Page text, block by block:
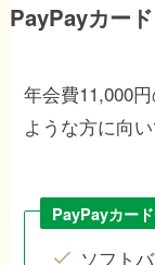
PayPayカー
年会費11,000
ような方に向い
PayPayカー
ソフト